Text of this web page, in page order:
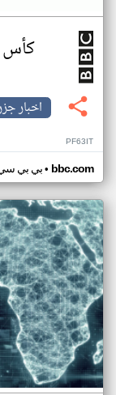
كأس
اخبار
PF63IT
بي بي• bbc.com